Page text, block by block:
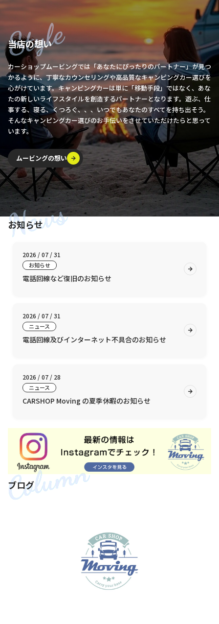
当店の想い
カーショップムービングでは「あなたにぴったりのパートナー」が見つ
かるように、丁寧なカウンセリングや高品質なキャンピングカー選びを
心がけています。キャンピングカーは単に「移動手段」ではなく、あな
たの新しいライフスタイルを創造するパートナーとなります。遊ぶ、仕
事する、寝る、くつろぐ、、、いつでもあなたのすべてを持ち出そう。
そんなキャンピングカー選びのお手伝いをさせていただけたらと思って
います。
ムービングの想い
お知らせ
2026 / 07 / 31
お知らせ
電話回線など復旧のお知らせ
2026 / 07 / 31
ニュース
電話回線及びインターネット不具合のお知らせ
2026 / 07 / 28
ニュース
CARSHOP Moving の夏季休暇のお知らせ
ブログ